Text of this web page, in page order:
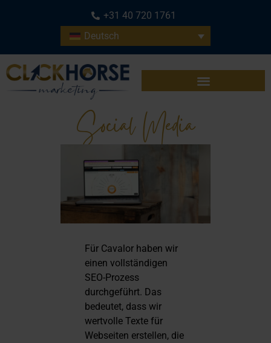
+31 40 720 1761
Deutsch
Social Media
Für Cavalor haben wir
einen vollständigen
SEO-Prozess
durchgeführt. Das
bedeutet, dass wir
wertvolle Texte für
Webseiten erstellen, die